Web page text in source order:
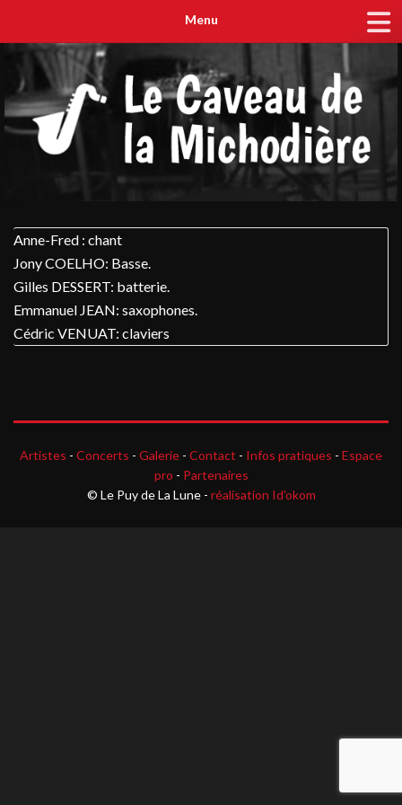
Menu
Anne-Fred : chant
Jony COELHO: Basse.
Gilles DESSERT: batterie.
Emmanuel JEAN: saxophones.
Cédric VENUAT: claviers
Artistes - Concerts - Galerie - Contact - Infos pratiques - Espace
pro - Partenaires
© Le Puy de La Lune - réalisation Id'okom